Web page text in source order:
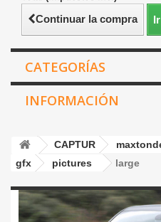
Continuar la compra
CATEGORÍAS
INFORMACIÓN
CAPTUR
gfx
pictures large